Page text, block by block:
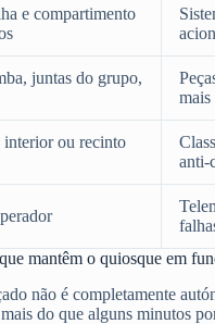
e compartimento
juntas do grupo,
mais
interior ou recinto
anti-
mantêm o quiosque em
não é completamente
do que alguns minutos